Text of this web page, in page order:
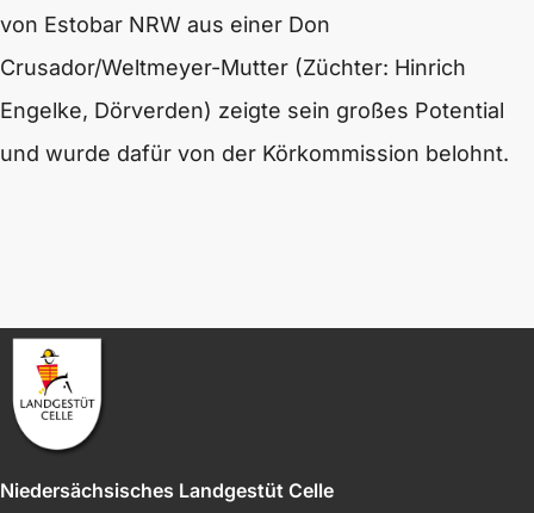
von Estobar NRW aus einer Don
Crusador/Weltmeyer-Mutter (Züchter: Hinrich
Engelke, Dörverden) zeigte sein großes Potential
und wurde dafür von der Körkommission belohnt.
Niedersächsisches Landgestüt Celle